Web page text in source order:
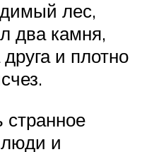
лес,
два камня,
и плотно
и